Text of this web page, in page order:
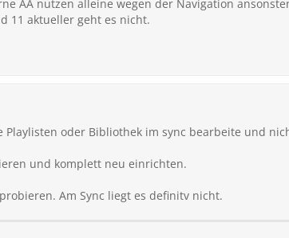
AA nutzen alleine wegen der Navigation
11 aktueller geht es nicht.
oder Bibliothek im sync bearbeite und
und komplett neu einrichten.
Am Sync liegt es definitv nicht.